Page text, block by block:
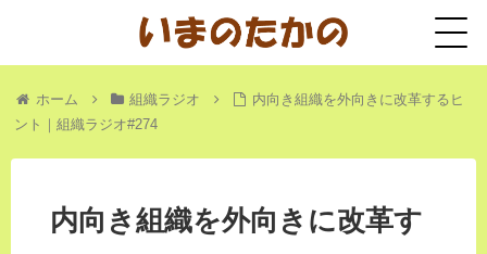
ホーム 組織ラジオ
内向き組織を外向きに改革するヒ
ント｜組織ラジオ#274
内向き組織を外向きに改革す